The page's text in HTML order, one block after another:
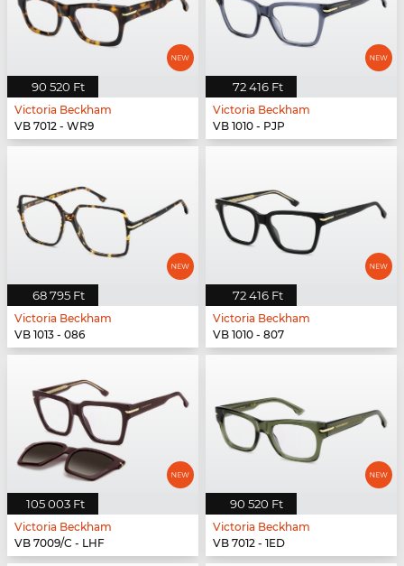
90 520 Ft
Victoria Beckham
VB 7012 - WR9
72 416 Ft
Victoria Beckham
VB 1010 - PJP
68 795 Ft
Victoria Beckham
VB 1013 - 086
72 416 Ft
Victoria Beckham
VB 1010 - 807
105 003 Ft
Victoria Beckham
VB 7009/C - LHF
90 520 Ft
Victoria Beckham
VB 7012 - 1ED